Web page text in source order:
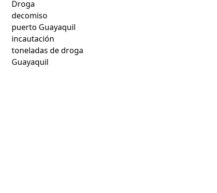
Droga
decomiso
puerto Guayaquil
incautación
toneladas de droga
Guayaquil